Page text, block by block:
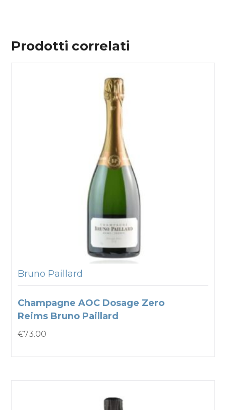
Prodotti correlati
Bruno Paillard
Champagne AOC Dosage Zero
Reims Bruno Paillard
€73.00